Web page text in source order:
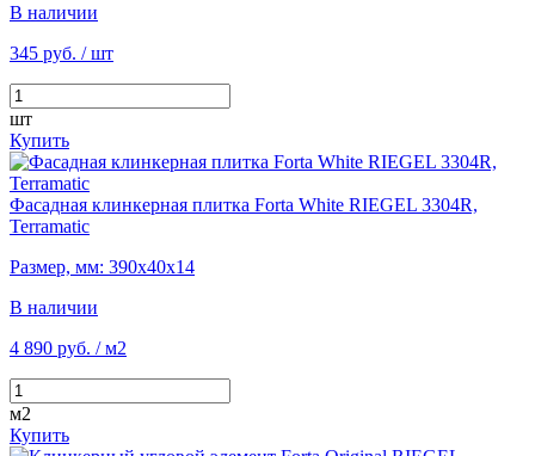
В наличии
345 руб. / шт
шт
Купить
Фасадная клинкерная плитка Forta White RIEGEL 3304R,
Terramatic
Размер, мм: 390х40х14
В наличии
4 890 руб. / м2
м2
Купить